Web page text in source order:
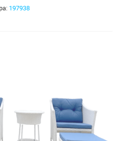
197938